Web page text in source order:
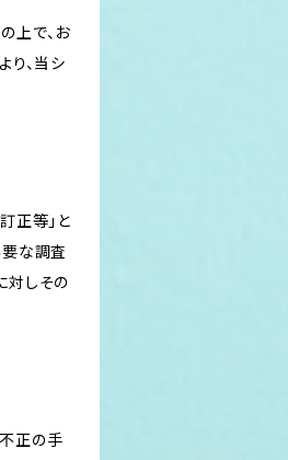
上で、お
り、当シ
正等」と
要な調査
対しその
正の手